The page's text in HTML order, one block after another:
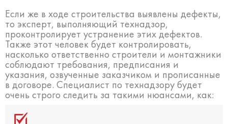
Если же в ходе строительства выявлены дефекты,
то эксперт, выполняющий технадзор,
проконтролирует устранение этих дефектов.
Также этот человек будет контролировать,
насколько ответственно строители и монтажники
соблюдают требования, предписания и
указания, озвученные заказчиком и прописанные
в договоре. Специалист по технадзору будет
очень строго следить за такими нюансами, как: